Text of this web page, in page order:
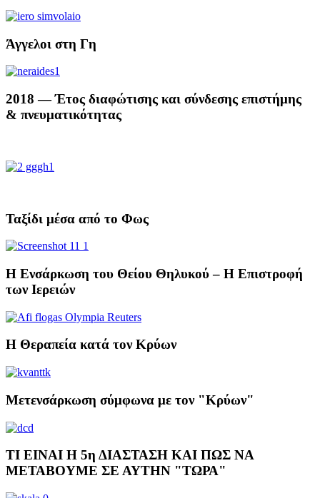
Άγγελοι στη Γη
2018 — Έτος διαφώτισης και σύνδεσης επιστήμης
& πνευματικότητας
Ταξίδι μέσα από το Φως
Η Ενσάρκωση του Θείου Θηλυκού – Η Επιστροφή
των Ιερειών
Η Θεραπεία κατά τον Kρύων
Μετενσάρκωση σύμφωνα με τον "Κρύων"
ΤΙ ΕΙΝΑΙ Η 5η ΔΙΑΣΤΑΣΗ ΚΑΙ ΠΩΣ ΝΑ
ΜΕΤΑΒΟΥΜΕ ΣΕ ΑΥΤΗΝ "ΤΩΡΑ"